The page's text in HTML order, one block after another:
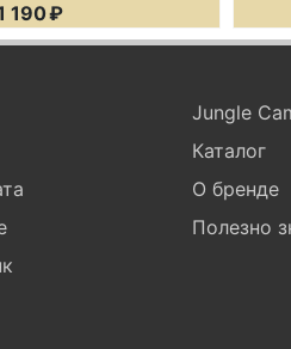
190₽
Jungle
Каталог
О бренде
Полезно